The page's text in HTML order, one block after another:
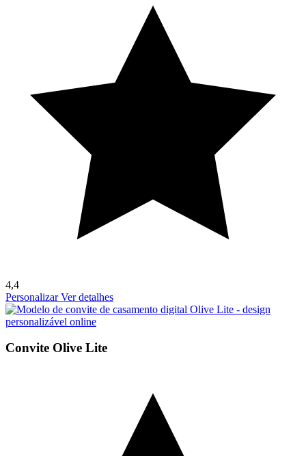
4,4
PersonalizarVer detalhes
Convite Olive Lite